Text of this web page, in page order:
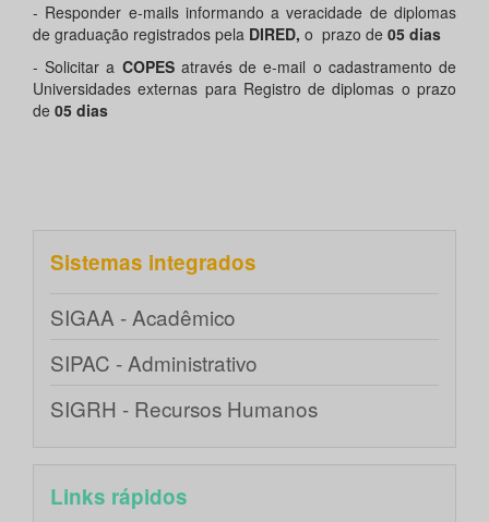
- Responder e-mails informando a veracidade de diplomas
de graduação registrados pela DIRED, o prazo de 05 dias
- Solicitar a COPES através de e-mail o cadastramento de
Universidades externas para Registro de diplomas o prazo
de 05 dias
Sistemas integrados
SIGAA - Acadêmico
SIPAC - Administrativo
SIGRH - Recursos Humanos
Links rápidos